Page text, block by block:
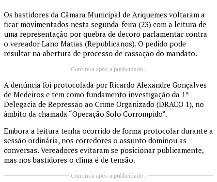
Os bastidores da Câmara Municipal de Ariquemes voltaram a
ficar movimentados nesta segunda-feira (23) com a leitura de
uma representação por quebra de decoro parlamentar contra
o vereador Lano Matias (Republicanos). O pedido pode
resultar na abertura de processo de cassação do mandato.
Continua após a publicidade..
A denúncia foi protocolada por Ricardo Alexandre Gonçalves
de Medeiros e tem como fundamento investigação da 1ª
Delegacia de Repressão ao Crime Organizado (DRACO 1), no
âmbito da chamada “Operação Solo Corrompido”.
Embora a leitura tenha ocorrido de forma protocolar durante a
sessão ordinária, nos corredores o assunto dominou as
conversas. Vereadores evitaram se posicionar publicamente,
mas nos bastidores o clima é de tensão.
Continua após a publicidade..